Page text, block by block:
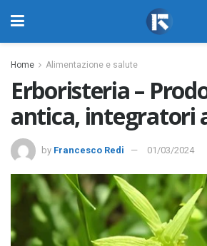
Home Alimentazione e salute
Erboristeria –
antica, integratori
by Francesco Redi 01/03/2024